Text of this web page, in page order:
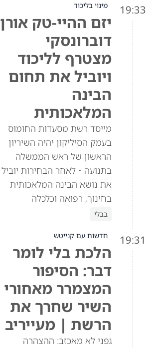
19:33 מינוי בליכוד
יזם ההיי-טק אורן
דוברונסקי
מצטרף לליכוד
ויוביל את תחום
הבינה
המלאכותית
מייסד רשת מסעדות החומוס
בעמק הסיליקון יהיה השיריון
הראשון של ראש הממשלה
בתנועה • לאחר הבחירות יוביל
את נושא הבינה המלאכותית
בחינוך, רפואה וכלכלה
בבלי
19:31 חדשות עם קנייטש
הלכת בלי לומר
דבר: הסיפור
המצמרר מאחורי
השיר שחרך את
הרשת | מעייריב
גפני לא מאכזב: ההצהרה